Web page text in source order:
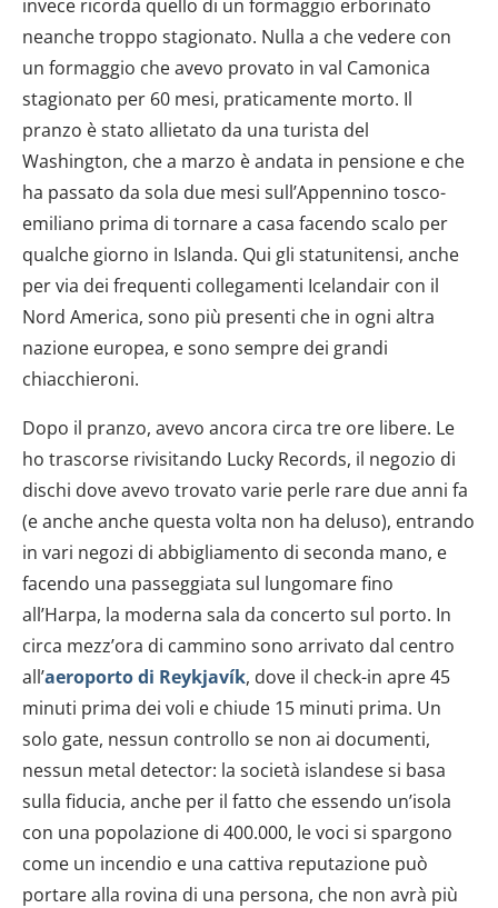
invece ricorda quello di un formaggio erborinato
neanche troppo stagionato. Nulla a che vedere con
un formaggio che avevo provato in val Camonica
stagionato per 60 mesi, praticamente morto. Il
pranzo è stato allietato da una turista del
Washington, che a marzo è andata in pensione e che
ha passato da sola due mesi sull’Appennino tosco-
emiliano prima di tornare a casa facendo scalo per
qualche giorno in Islanda. Qui gli statunitensi, anche
per via dei frequenti collegamenti Icelandair con il
Nord America, sono più presenti che in ogni altra
nazione europea, e sono sempre dei grandi
chiacchieroni.
Dopo il pranzo, avevo ancora circa tre ore libere. Le
ho trascorse rivisitando Lucky Records, il negozio di
dischi dove avevo trovato varie perle rare due anni fa
(e anche anche questa volta non ha deluso), entrando
in vari negozi di abbigliamento di seconda mano, e
facendo una passeggiata sul lungomare fino
all’Harpa, la moderna sala da concerto sul porto. In
circa mezz’ora di cammino sono arrivato dal centro
all’aeroporto di Reykjavík, dove il check-in apre 45
minuti prima dei voli e chiude 15 minuti prima. Un
solo gate, nessun controllo se non ai documenti,
nessun metal detector: la società islandese si basa
sulla fiducia, anche per il fatto che essendo un’isola
con una popolazione di 400.000, le voci si spargono
come un incendio e una cattiva reputazione può
portare alla rovina di una persona, che non avrà più